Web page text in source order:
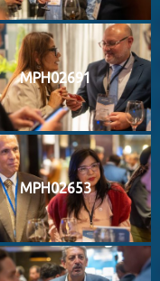
MPH02691
MPH02653